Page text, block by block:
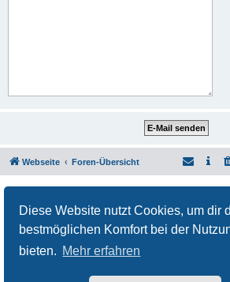
Diese Website nutzt Cookies, um dir
bestmöglichen Komfort bei der
bieten. Mehr erfahren
Webseite Foren-Übersicht
Deutsche Übersetzung durch